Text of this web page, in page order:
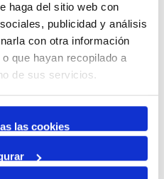
haga del sitio web con
publicidad y análisis
con otra información
que hayan recopilado a
de sus servicios.
las cookies